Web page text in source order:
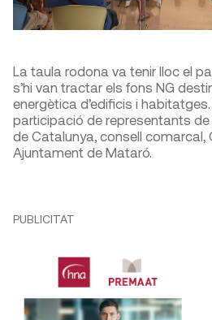
La taula rodona va tenir lloc el
s’hi van tractar els fons NG
energètica d’edificis i
participació de representants de
de Catalunya, consell comarcal,
Ajuntament de Mataró.
PUBLICITAT